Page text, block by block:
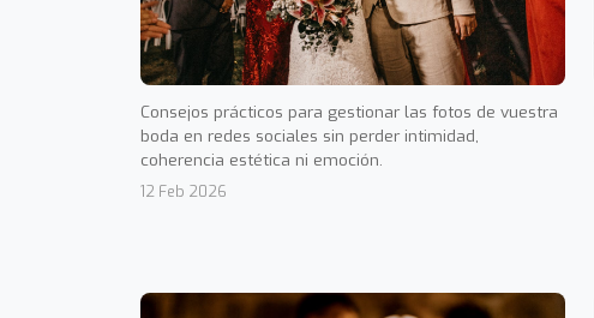
Consejos prácticos para gestionar las fotos de vuestra
boda en redes sociales sin perder intimidad,
coherencia estética ni emoción.
12 Feb 2026